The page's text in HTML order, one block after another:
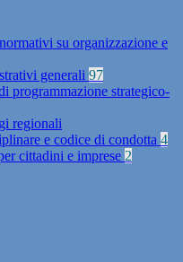
su organizzazione e
generali 97
programmazione strategico-
regionali
e codice di condotta 4
cittadini e imprese 2